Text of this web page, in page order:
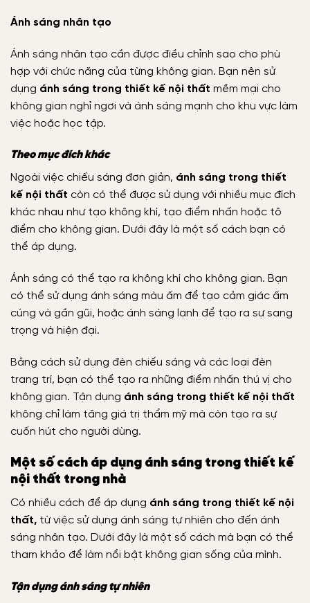
Ánh sáng nhân tạo
Ánh sáng nhân tạo cần được điều chỉnh sao cho phù
hợp với chức năng của từng không gian. Bạn nên sử
dụng ánh sáng trong thiết kế nội thất mềm mại cho
không gian nghỉ ngơi và ánh sáng mạnh cho khu vực làm
việc hoặc học tập.
Theo mục đích khác
Ngoài việc chiếu sáng đơn giản, ánh sáng trong thiết
kế nội thất còn có thể được sử dụng với nhiều mục đích
khác nhau như tạo không khí, tạo điểm nhấn hoặc tô
điểm cho không gian. Dưới đây là một số cách bạn có
thể áp dụng.
Ánh sáng có thể tạo ra không khí cho không gian. Bạn
có thể sử dụng ánh sáng màu ấm để tạo cảm giác ấm
cúng và gần gũi, hoặc ánh sáng lạnh để tạo ra sự sang
trọng và hiện đại.
Bằng cách sử dụng đèn chiếu sáng và các loại đèn
trang trí, bạn có thể tạo ra những điểm nhấn thú vị cho
không gian. Tận dụng ánh sáng trong thiết kế nội thất
không chỉ làm tăng giá trị thẩm mỹ mà còn tạo ra sự
cuốn hút cho người dùng.
Một số cách áp dụng ánh sáng trong thiết kế
nội thất trong nhà
Có nhiều cách để áp dụng ánh sáng trong thiết kế nội
thất, từ việc sử dụng ánh sáng tự nhiên cho đến ánh
sáng nhân tạo. Dưới đây là một số cách mà bạn có thể
tham khảo để làm nổi bật không gian sống của mình.
Tận dụng ánh sáng tự nhiên